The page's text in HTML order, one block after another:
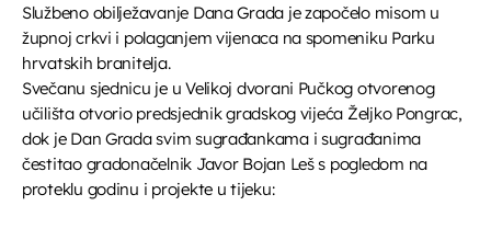
Djeca i mladi na radiju
Emisija u kojoj djeca i mladi imaju glavnu riječ!
Donosimo njihove priče, razmišljanja, kreativne radove i
razgovore o temama koje ih zanimaju. Glasovi nove
generacije – iskreno, vedro i znatiželjno.
close
DANAS NA PROGRAMU
Kronika dana
18:45 - 19:00
Službeno obilježavanje Dana Grada je započelo misom u
župnoj crkvi i polaganjem vijenaca na spomeniku Parku
hrvatskih branitelja.
Svečanu sjednicu je u Velikoj dvorani Pučkog otvorenog
učilišta otvorio predsjednik gradskog vijeća Željko Pongrac,
dok je Dan Grada svim sugrađankama i sugrađanima
čestitao gradonačelnik Javor Bojan Leš s pogledom na
proteklu godinu i projekte u tijeku: